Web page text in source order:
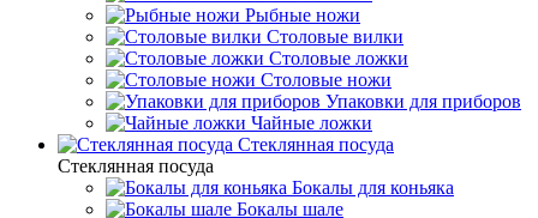
Рыбные ножи
Столовые вилки
Столовые ложки
Столовые ножи
Упаковки для приборов
Чайные ложки
Стеклянная посуда
Стеклянная посуда
Бокалы для коньяка
Бокалы шале